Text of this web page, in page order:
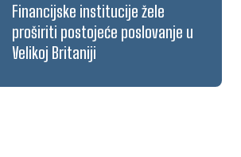
Financijske institucije žele
proširiti postojeće poslovanje u
Velikoj Britaniji